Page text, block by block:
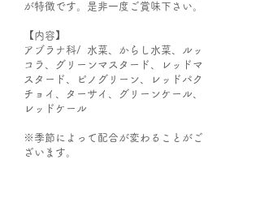
が特徴です。是非一度ご賞味下さい。
【内容】
アブラナ科/ 水菜、からし水菜、ルッ
コラ、グリーンマスタード、レッドマ
スタード、ピノグリーン、レッドパク
チョイ、ターサイ、グリーンケール、
レッドケール
​※季節によって配合が変わることがご
ざいます。